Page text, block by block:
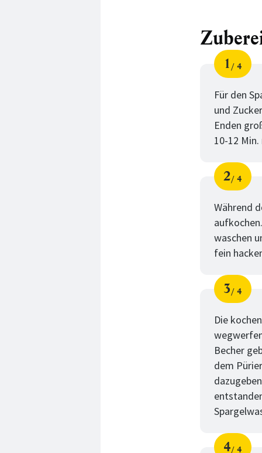
Schritt
1
von
4
Für den
und
Enden
10-12
Schritt
2
von
4
Während
waschen
fein
Schritt
3
von
4
Die
Becher
dem
4 4